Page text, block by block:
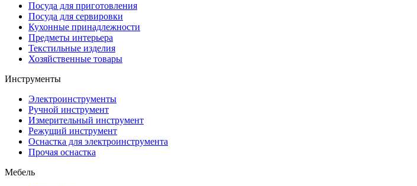
Посуда для приготовления
Посуда для сервировки
Кухонные принадлежности
Предметы интерьера
Текстильные изделия
Хозяйственные товары
Инструменты
Электроинструменты
Ручной инструмент
Измерительный инструмент
Режущий инструмент
Оснастка для электроинструмента
Прочая оснастка
Мебель